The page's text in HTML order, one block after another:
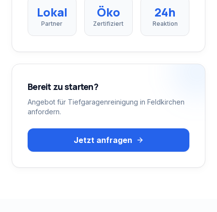
Lokal
Partner
Öko
Zertifiziert
24h
Reaktion
Bereit zu starten?
Angebot für Tiefgaragenreinigung in Feldkirchen
anfordern.
Jetzt anfragen